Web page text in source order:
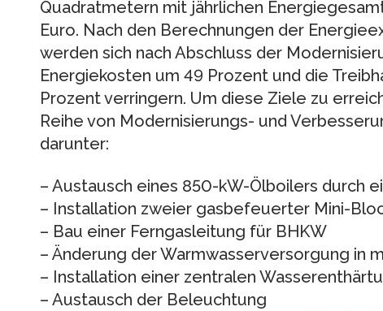
Quadratmetern mit jährlichen
Euro. Nach den Berechnungen der
werden sich nach Abschluss der
Energiekosten um 49 Prozent und die
Prozent verringern. Um diese Ziele zu
Reihe von Modernisierungs- und
darunter:
– Austausch eines 850-kW-Ölboilers durch
– Installation zweier gasbefeuerter Mini-
– Bau einer Ferngasleitung für BHKW
– Änderung der Warmwasserversorgung in
– Installation einer zentralen
– Austausch der Beleuchtung